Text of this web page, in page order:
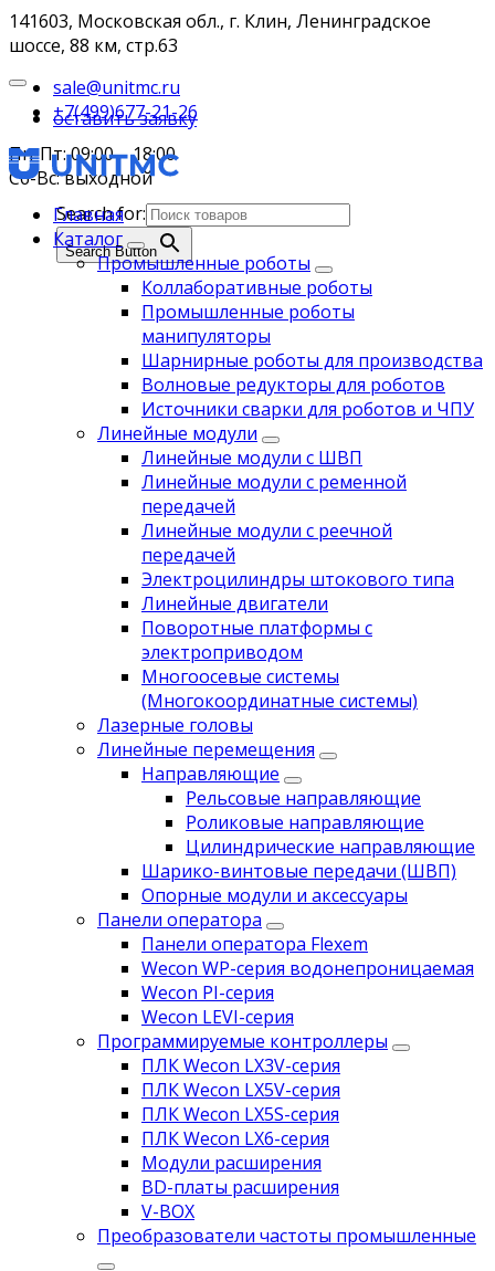
141603, Московская обл., г. Клин, Ленинградское
шоссе, 88 км, стр.63
sale@unitmc.ru
+7(499)677-21-26
Пн-Пт: 09:00 – 18:00
Сб-Вс: выходной
Search for:
Search Button
оставить заявку
Главная
Каталог
Промышленные роботы
Коллаборативные роботы
Промышленные роботы
манипуляторы
Шарнирные роботы для производства
Волновые редукторы для роботов
Источники сварки для роботов и ЧПУ
Линейные модули
Линейные модули с ШВП
Линейные модули с ременной
передачей
Линейные модули с реечной
передачей
Электроцилиндры штокового типа
Линейные двигатели
Поворотные платформы с
электроприводом
Многоосевые системы
(Многокоординатные системы)
Лазерные головы
Линейные перемещения
Направляющие
Рельсовые направляющие
Роликовые направляющие
Цилиндрические направляющие
Шарико-винтовые передачи (ШВП)
Опорные модули и аксессуары
Панели оператора
Панели оператора Flexem
Wecon WP-серия водонепроницаемая
Wecon PI-серия
Wecon LEVI-серия
Программируемые контроллеры
ПЛК Wecon LX3V-серия
ПЛК Wecon LX5V-серия
ПЛК Wecon LX5S-серия
ПЛК Wecon LX6-серия
Модули расширения
BD-платы расширения
V-BOX
Преобразователи частоты промышленные